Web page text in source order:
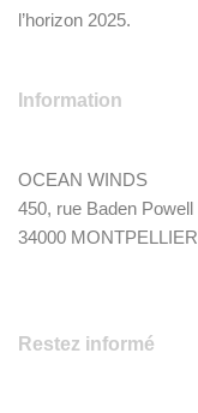
l’horizon 2025.
Information
OCEAN WINDS
450, rue Baden Powell
34000 MONTPELLIER
Restez informé